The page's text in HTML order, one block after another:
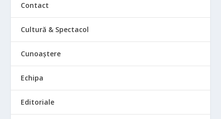
Contact
Cultură & Spectacol
Cunoaștere
Echipa
Editoriale